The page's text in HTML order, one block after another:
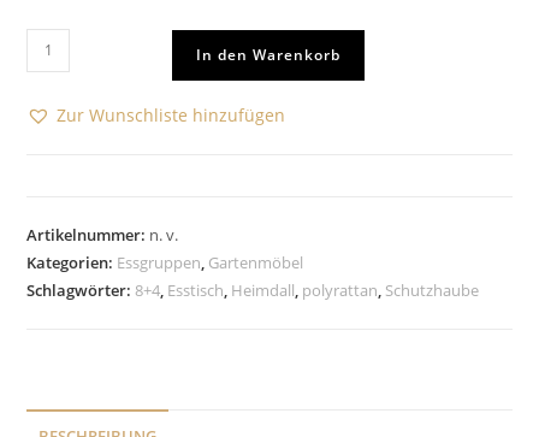
In den Warenkorb
Zur Wunschliste hinzufügen
Artikelnummer: n. v.
Kategorien: Essgruppen, Gartenmöbel
Schlagwörter:8+4, Esstisch, Heimdall, polyrattan, Schutzhaube